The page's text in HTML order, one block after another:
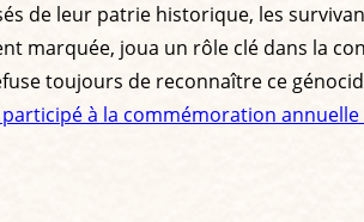
de leur patrie historique, les
marquée, joua un rôle clé dans la
toujours de reconnaître ce
à la commémoration